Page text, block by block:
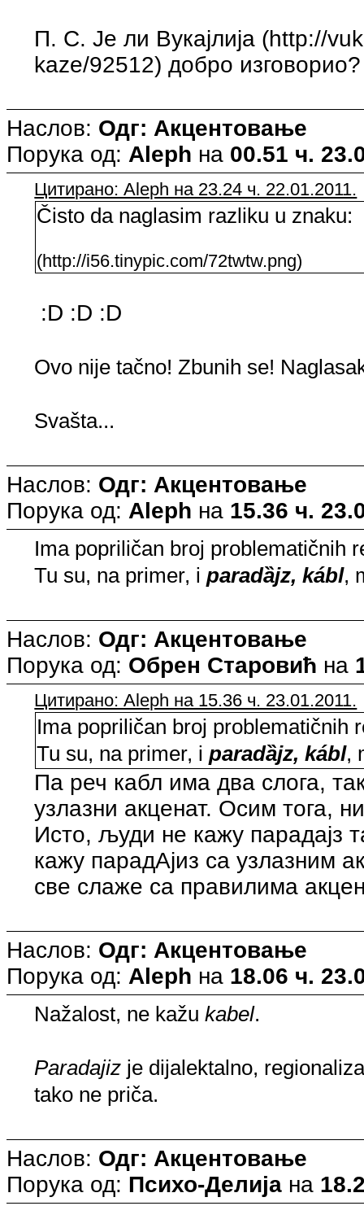
П. С. Је ли Вукајлија (http://
kaze/92512) добро
Наслов: Одг: Акцентовање
Порука од: Aleph на 00.51 ч.
Цитирано: Aleph на 23.24 ч. 22.01.2011.
Čisto da naglasim razliku u znaku:
(http://i56.tinypic.com/72twtw.png)
:D :D :D
Ovo nije tačno! Zbunih se!
Svašta...
Наслов: Одг: Акцентовање
Порука од: Aleph на 15.36 ч.
Ima popriličan broj problematičnih
Tu su, na primer, iparadȁjz, kábl,
Наслов: Одг: Акцентовање
Порука од: Обрен Старовић на
Цитирано: Aleph на 15.36 ч. 23.01.2011.
Ima popriličan broj problematičnih
Tu su, na primer, iparadȁjz, kábl,
Па реч кабл има два слога,
узлазни акценат. Осим тога,
Исто, људи не кажу парадајз
кажу парадАјиз са узлазним
све слаже са правилима
Наслов: Одг: Акцентовање
Порука од: Aleph на 18.06 ч.
Nažalost, ne kažukabel.
Paradajiz je dijalektalno,
tako ne priča.
Наслов: Одг: Акцентовање
Порука од: Психо-Делија на